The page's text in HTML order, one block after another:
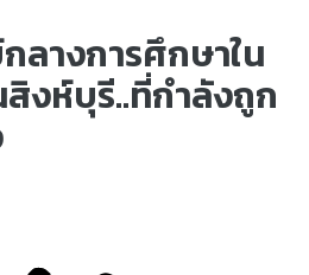
ลางการศึกษาใน
งห์บุรี..ที่กำลังถูก